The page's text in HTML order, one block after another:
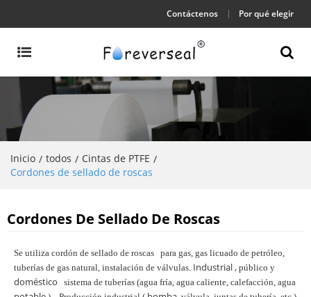
Contáctenos Por qué elegir
Inicio / todos / Cintas de PTFE /
Cordones de sellado de roscas
Cordones De Sellado De Roscas
Se utiliza cordón de sellado de roscas para gas, gas licuado de petróleo,
tuberías de gas natural, instalación de válvulas. Industrial, público y
doméstico sistema de tuberías (agua fría, agua caliente, calefacción, agua